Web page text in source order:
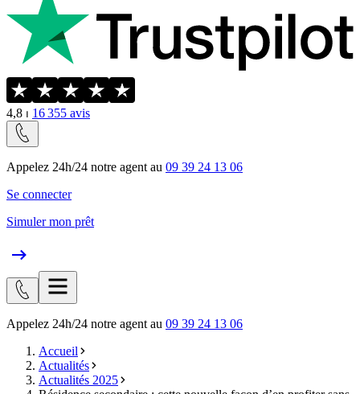
4,8 ⏐ 16 355 avis
Appelez 24h/24 notre agent au 09 39 24 13 06
Se connecter
Simuler mon prêt
Appelez 24h/24 notre agent au 09 39 24 13 06
Accueil
Actualités
Actualités 2025